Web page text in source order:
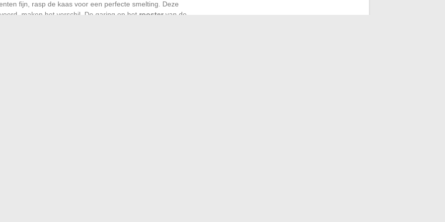
fijn, rasp de kaas voor een perfecte smelting. Deze
maken het verschil. De garing op het roostervan de